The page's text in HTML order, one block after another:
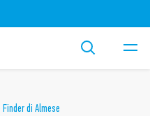
di Almese